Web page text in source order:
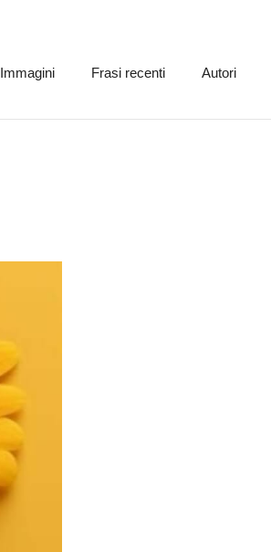
Immagini Frasi recenti Autori